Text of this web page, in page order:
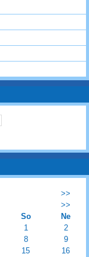
>>
>>
So
Ne
1
2
8
9
15
16